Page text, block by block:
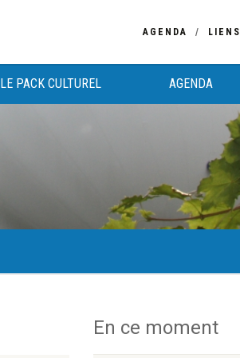
AGENDA LIENS
LE PACK CULTUREL AGENDA
En ce moment